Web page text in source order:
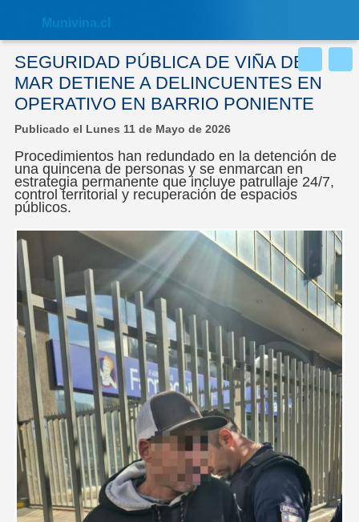
web
incluye
sistema
accesibilidad.
Munivina.cl
SEGURIDAD PÚBLICA DE VIÑA DEL
MAR DETIENE A DELINCUENTES EN
OPERATIVO EN BARRIO PONIENTE
Publicado el Lunes 11 de Mayo de 2026
Procedimientos han redundado en la detención de
una quincena de personas y se enmarcan en
estrategia permanente que incluye patrullaje 24/7,
control territorial y recuperación de espacios
públicos.